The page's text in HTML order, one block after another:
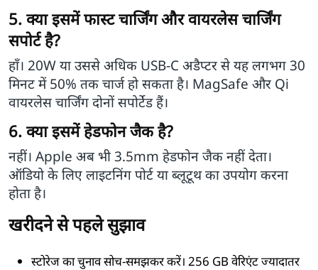
5. क्या इसमें फास्ट चार्जिंग और वायरलेस चार्जिंग
सपोर्ट है?
हाँ। 20W या उससे अधिक USB‑C अडैप्टर से यह लगभग 30
मिनट में 50% तक चार्ज हो सकता है। MagSafe और Qi
वायरलेस चार्जिंग दोनों सपोर्टेड हैं।
6. क्या इसमें हेडफोन जैक है?
नहीं। Apple अब भी 3.5mm हेडफोन जैक नहीं देता।
ऑडियो के लिए लाइटनिंग पोर्ट या ब्लूटूथ का उपयोग करना
होता है।
खरीदने से पहले सुझाव
स्टोरेज का चुनाव सोच-समझकर करें। 256 GB वेरिएंट ज्यादातर